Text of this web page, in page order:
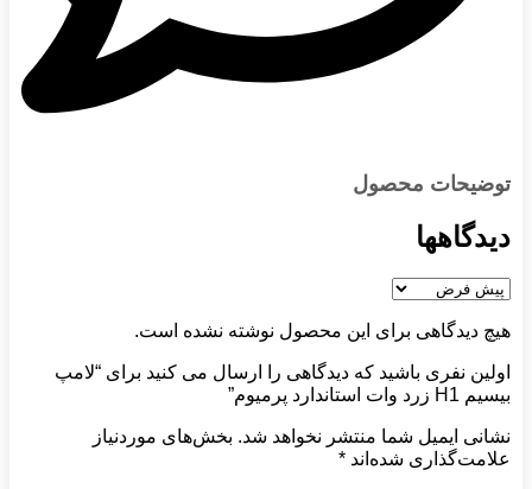
توضیحات محصول
دیدگاهها
هیچ دیدگاهی برای این محصول نوشته نشده است.
اولین نفری باشید که دیدگاهی را ارسال می کنید برای “لامپ
بیسیم H1 زرد وات استاندارد پرمیوم”
نشانی ایمیل شما منتشر نخواهد شد. بخش‌های موردنیاز
علامت‌گذاری شده‌اند *